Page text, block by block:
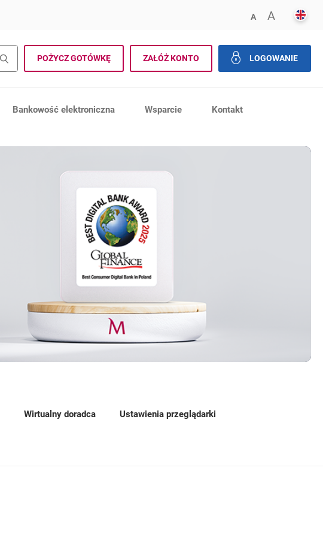
AZMNIEJSZ FONT
A
Wyszukaj
POŻYCZ GOTÓWKĘ ZAŁÓŻ KONTO LOGOWANIE
Bankowość elektroniczna Wsparcie Kontakt
Wirtualny doradca Ustawienia przeglądarki